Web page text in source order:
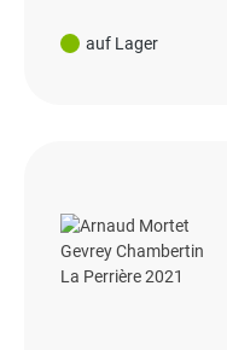
auf Lager